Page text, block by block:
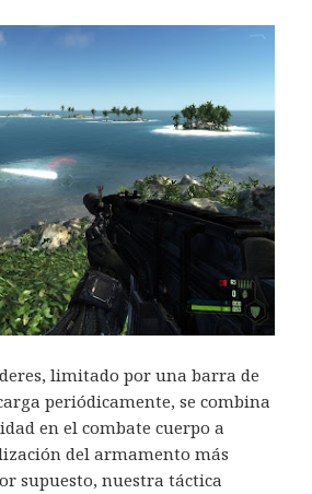
limitado por una barra de
periódicamente, se combina
en el combate cuerpo a
del armamento más
supuesto, nuestra táctica